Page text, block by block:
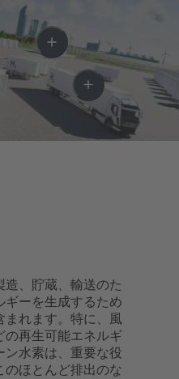
造、貯蔵、輸送のた
ギーを生成するため
まれます。特に、風
の再生可能エネルギ
ン水素は、重要な役
のほとんど排出のな